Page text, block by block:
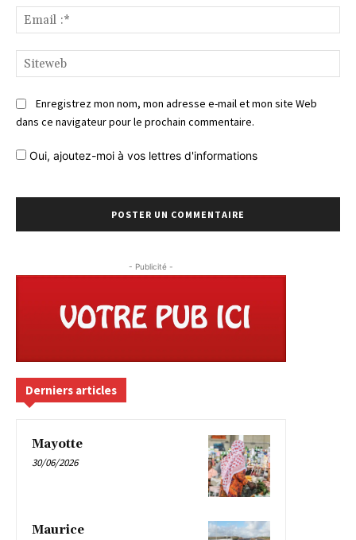
:*
Enregistrez mon nom, mon adresse e-mail et mon site Web
dans ce navigateur pour le prochain commentaire.
Oui, ajoutez-moi à vos lettres d'informations
- Publicité -
Derniers articles
Mayotte
30/06/2026
Maurice